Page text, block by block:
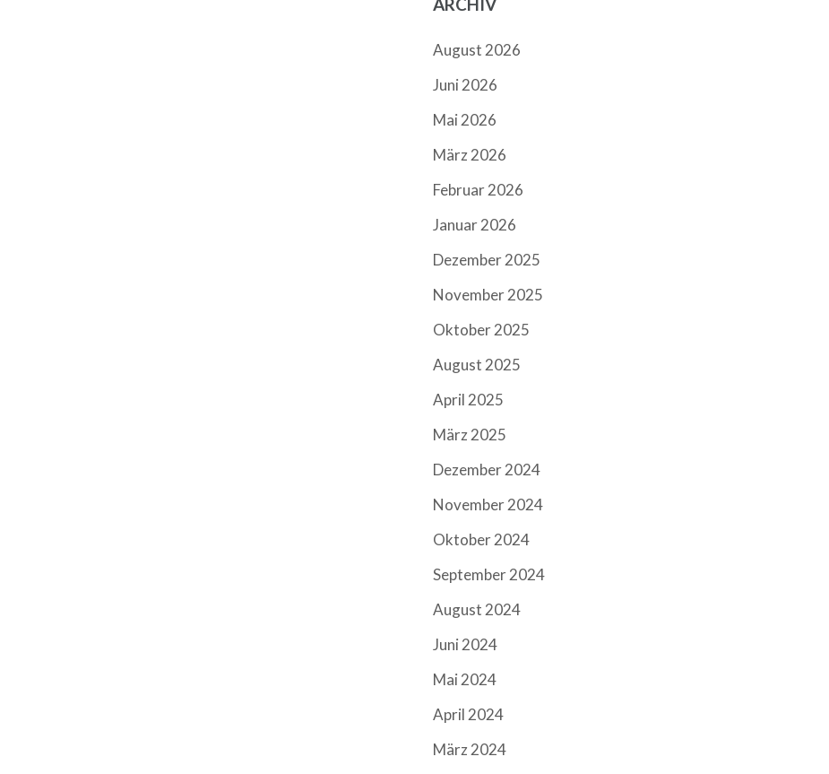
August 2026
Juni 2026
Mai 2026
März 2026
Februar 2026
Januar 2026
Dezember 2025
November 2025
Oktober 2025
August 2025
April 2025
März 2025
Dezember 2024
November 2024
Oktober 2024
September 2024
August 2024
Juni 2024
Mai 2024
April 2024
März 2024